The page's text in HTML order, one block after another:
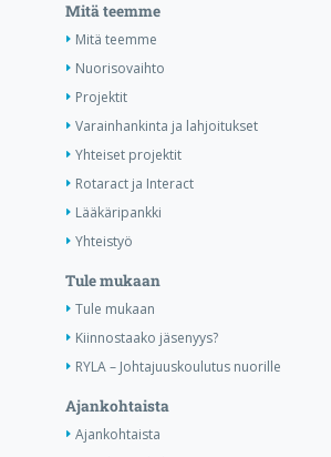
Mitä teemme
Mitä teemme
Nuorisovaihto
Projektit
Varainhankinta ja lahjoitukset
Yhteiset projektit
Rotaract ja Interact
Lääkäripankki
Yhteistyö
Tule mukaan
Tule mukaan
Kiinnostaako jäsenyys?
RYLA – Johtajuuskoulutus nuorille
Ajankohtaista
Ajankohtaista